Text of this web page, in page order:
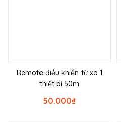
Remote điều khiển từ xa 1
thiết bị 50m
₫
50.000